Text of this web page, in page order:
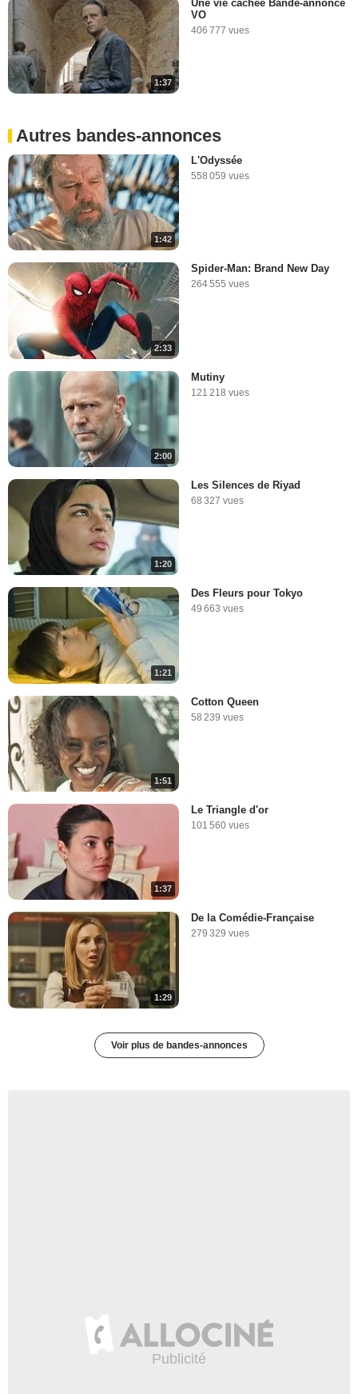
1:37
Une vie cachée Bande-annonce
VO
406 777 vues
Autres bandes-annonces
1:42
L'Odyssée
558 059 vues
2:33
Spider-Man: Brand New Day
264 555 vues
2:00
Mutiny
121 218 vues
1:20
Les Silences de Riyad
68 327 vues
1:21
Des Fleurs pour Tokyo
49 663 vues
1:51
Cotton Queen
58 239 vues
1:37
Le Triangle d'or
101 560 vues
1:29
De la Comédie-Française
279 329 vues
Voir plus de bandes-annonces